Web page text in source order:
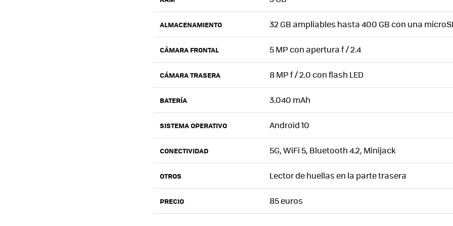
ALMACENAMIENTO 32 GB ampliables hasta 400 GB con una
CÁMARA FRONTAL 5 MP con apertura f / 2.4
CÁMARA TRASERA 8 MP f / 2.0 con flash LED
BATERÍA 3.040 mAh
SISTEMA OPERATIVO Android 10
CONECTIVIDAD 5G, WiFi 5, Bluetooth 4.2, Minijack
OTROS Lector de huellas en la parte trasera
PRECIO 85 euros